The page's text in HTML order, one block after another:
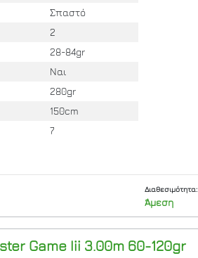
Σπαστό
2
28-84gr
Ναι
280gr
150cm
7
Διαθεσιμότητα:
Άμεση
Game Iii 3.00m 60-120gr